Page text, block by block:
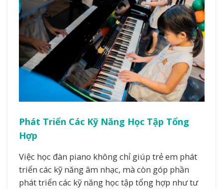
Phát Triển Các Kỹ Năng Học Tập Tổng
Hợp
Việc học đàn piano không chỉ giúp trẻ em phát
triển các kỹ năng âm nhạc, mà còn góp phần
phát triển các kỹ năng học tập tổng hợp như tư